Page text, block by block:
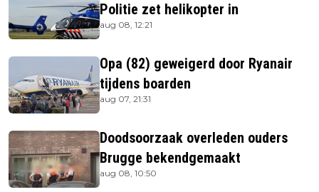
Politie zet helikopter in
aug 08, 12:21
Opa (82) geweigerd door Ryanair
tijdens boarden
aug 07, 21:31
Doodsoorzaak overleden ouders
Brugge bekendgemaakt
aug 08, 10:50